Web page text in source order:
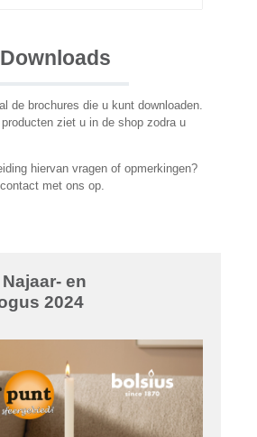
Downloads
de brochures die u kunt downloaden.
ziet u in de shop zodra u
hiervan vragen of opmerkingen?
met ons op.
en
2024